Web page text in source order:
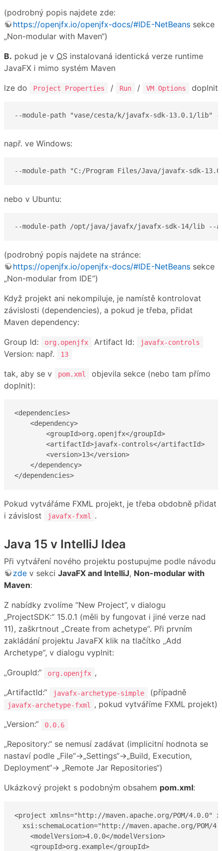
(podrobný popis najdete zde:
https://openjfx.io/openjfx-docs/#IDE-NetBeans sekce
„Non-modular with Maven“)
B. pokud je v OS instalovaná identická verze runtime
JavaFX i mimo systém Maven
lze do
Project Properties / Run / VM Options doplnit
--module-path "vase/cesta/k/javafx-sdk-13.0.1/lib"
např. ve Windows:
--module-path "C:/Program Files/Java/javafx-sdk-
nebo v Ubuntu:
--module-path /opt/java/javafx/javafx-sdk-14/lib --
(podrobný popis najdete na stránce:
https://openjfx.io/openjfx-docs/#IDE-NetBeans sekce
„Non-modular from IDE“)
Když projekt ani nekompiluje, je namístě kontrolovat
závislosti (dependencies), a pokud je třeba, přidat
Maven dependency:
Group Id:
org.openjfx Artifact Id: javafx-controls
Version: např. 13
tak, aby se v pom.xml
objevila sekce (nebo tam přímo
doplnit):
<dependencies>
    <dependency>
        <groupId>org.openjfx</groupId>
        <artifactId>javafx-controls</artifactId>
        <version>13</version>
    </dependency>
</dependencies>
Pokud vytvářáme FXML projekt, je třeba obdobně přidat
i závislost
javafx-fxml .
Java 15 v IntelliJ Idea
Při vytváření nového projektu postupujme podle návodu
zde v sekci JavaFX and IntelliJ, Non-modular with
Maven:
Z nabídky zvolíme “New Project”, v dialogu
„ProjectSDK:“ 15.0.1 (měli by fungovat i jiné verze nad
11), zaškrtnout „Create from achetype“. Při prvním
zakládání projektu JavaFX klik na tlačítko „Add
Archetype“, v dialogu vyplnit:
„GroupId:“
org.openjfx ,
„ArtifactId:“
javafx-archetype-simple (případně
javafx-archetype-fxml
, pokud vytváříme FXML projekt)
„Version:“
0.0.6
„Repository:“ se nemusí zadávat (implicitní hodnota se
nastaví podle „File“→„Settings“→„Build, Execution,
Deployment“→ „Remote Jar Repositories“)
Ukázkový projekt s podobným obsahem pom.xml:
<project xmlns="http://maven.apache.org/POM/4.0.0"
xsi:schemaLocation="http://maven.apache.org/POM/
    <modelVersion>4.0.0</modelVersion>
    <groupId>org.example</groupId>